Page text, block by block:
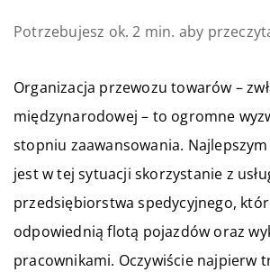
Potrzebujesz ok. 2 min. aby
Organizacja przewozu towarów –
międzynarodowej – to ogromne
stopniu zaawansowania.
jest w tej sytuacji skorzystanie z
przedsiębiorstwa spedycyjnego,
odpowiednią flotą pojazdów oraz
pracownikami. Oczywiście najpierw